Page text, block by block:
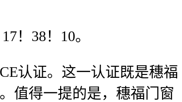
！38！10。
认证。这一认证既是穗福
值得一提的是，穗福门窗